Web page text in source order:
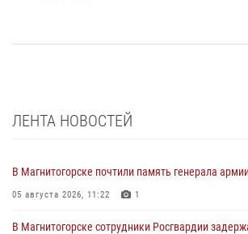
ЛЕНТА НОВОСТЕЙ
В Магнитогорске почтили память генерала
05 августа 2026, 11:22 1
В Магнитогорске сотрудники Росгвардии